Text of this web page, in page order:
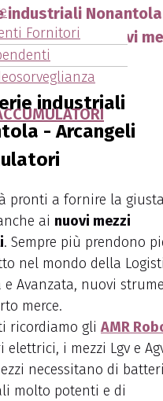
Fornitori
industriali
per i nuovi
pronti a fornire la giusta
ai nuovi mezzi
. Sempre più prendono
nel mondo della
e Avanzata, nuovi
merce.
ricordiamo gli AMR
i mezzi Lgv e
necessitano di
molto potenti e di